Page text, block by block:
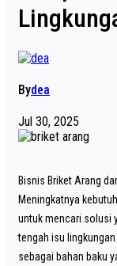
Bydea
Jul 30, 2025
Bisnis Briket Arang
Meningkatnya
untuk mencari solusi
tengah isu
sebagai bahan baku